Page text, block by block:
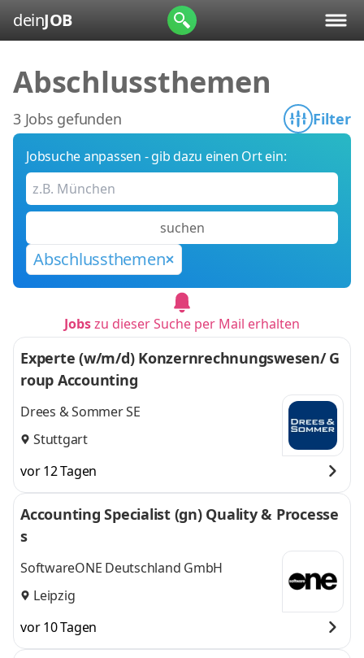
deinJOB
Abschlussthemen
3 Jobs gefunden Filter
Jobsuche anpassen - gib dazu einen Ort ein:
suchen
Abschlussthemen
Jobszu dieser Suche per Mail erhalten
Experte (w/m/d) Konzernrechnungswesen/ G
roup Accounting
Drees & Sommer SE
Stuttgart
vor 12 Tagen
Accounting Specialist (gn) Quality & Processe
s
SoftwareONE Deutschland GmbH
Leipzig
vor 10 Tagen